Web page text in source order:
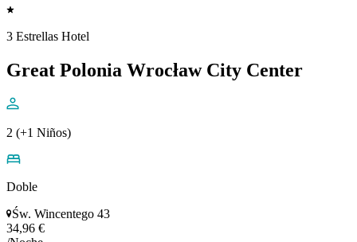
3 Estrellas Hotel
Great Polonia Wrocław City Center
2 (+1 Niños)
Doble
Św. Wincentego 43
34,96 €